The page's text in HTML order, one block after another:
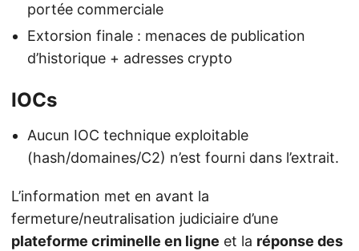
portée commerciale
Extorsion finale : menaces de publication
d’historique + adresses crypto
IOCs
Aucun IOC technique exploitable
(hash/domaines/C2) n’est fourni dans l’extrait.
L’information met en avant la
fermeture/neutralisation judiciaire d’une
plateforme criminelle en ligne et la réponse des